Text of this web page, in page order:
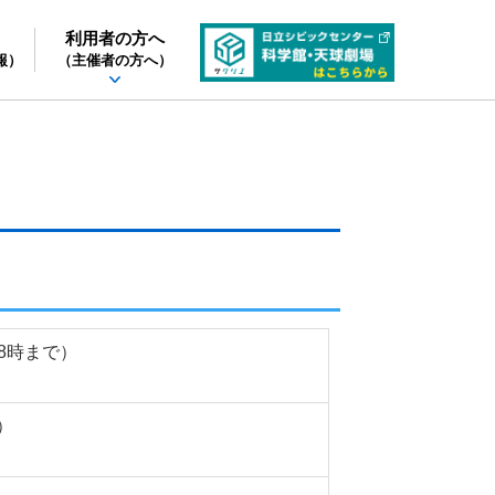
利用者の方へ
（主催者の方へ）
まで）